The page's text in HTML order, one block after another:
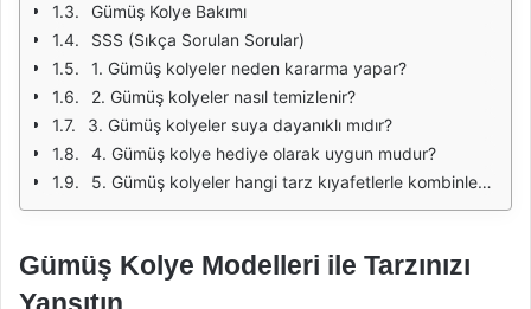
Gümüş Kolye Bakımı
SSS (Sıkça Sorulan Sorular)
1. Gümüş kolyeler neden kararma yapar?
2. Gümüş kolyeler nasıl temizlenir?
3. Gümüş kolyeler suya dayanıklı mıdır?
4. Gümüş kolye hediye olarak uygun mudur?
5. Gümüş kolyeler hangi tarz kıyafetlerle kombinlenebilir?
Gümüş Kolye Modelleri ile Tarzınızı